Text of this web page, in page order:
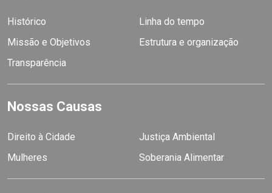
Histórico
Linha do tempo
Missão e Objetivos
Estrutura e organização
Transparência
Nossas Causas
Direito à Cidade
Justiça Ambiental
Mulheres
Soberania Alimentar